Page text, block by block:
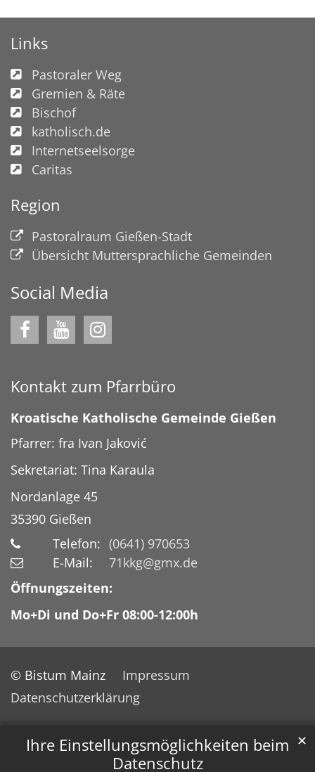
Ihre Einstellungsmöglichkeiten beim
Datenschutz
✕
Links
Pastoraler Weg
Gremien & Räte
Bischof
katholisch.de
Internetseelsorge
Caritas
Region
Pastoralraum Gießen-Stadt
Übersicht Muttersprachliche Gemeinden
Social Media
Kontakt zum Pfarrbüro
Kroatische Katholische Gemeinde Gießen
Pfarrer: fra Ivan Jaković
Sekretariat: Tina Karaula
Nordanlage 45
35390 Gießen
Telefon: (0641) 970653
E-Mail:
71kkg@gmx.de
Öffnungszeiten:
Mo+Di und Do+Fr 08:00-12:00h
© Bistum Mainz
Impressum
Datenschutzerklärung